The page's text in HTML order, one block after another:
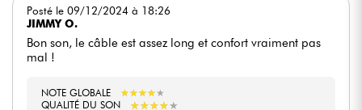
Posté le 09/12/2024 à 18:26
JIMMY O.
Bon son, le câble est assez long et confort vraiment pas
mal !
NOTE GLOBALE ★★★★★
★★★★★
QUALITÉ DU SON
★★★★★
★★★★★